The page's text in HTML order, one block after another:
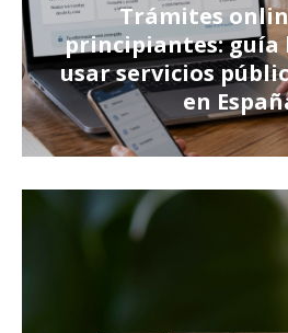
Trámites
principiantes: guía
usar servicios
en